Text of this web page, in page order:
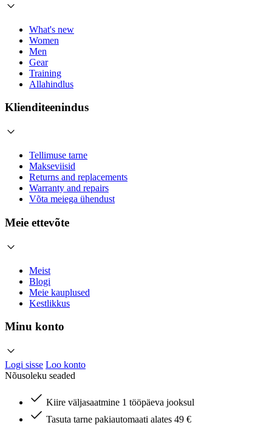
What's new
Women
Men
Gear
Training
Allahindlus
Klienditeenindus
Tellimuse tarne
Makseviisid
Returns and replacements
Warranty and repairs
Võta meiega ühendust
Meie ettevõte
Meist
Blogi
Meie kauplused
Kestlikkus
Minu konto
Logi sisse Loo konto
Nõusoleku seaded
Kiire väljasaatmine 1 tööpäeva jooksul
Tasuta tarne pakiautomaati alates 49 €